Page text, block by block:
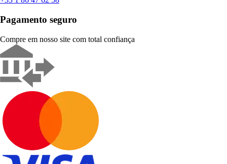
Pagamento seguro
Compre em nosso site com total confiança